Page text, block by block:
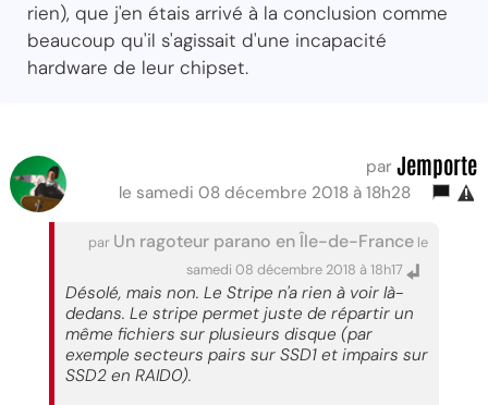
rien), que j'en étais arrivé à la conclusion comme
beaucoup qu'il s'agissait d'une incapacité
hardware de leur chipset.
par Jemporte
le samedi 08 décembre 2018 à 18h28
par Un ragoteur parano en Île-de-France le
samedi 08 décembre 2018 à 18h17
Désolé, mais non. Le Stripe n'a rien à voir là-
dedans. Le stripe permet juste de répartir un
même fichiers sur plusieurs disque (par
exemple secteurs pairs sur SSD1 et impairs sur
SSD2 en RAID0).